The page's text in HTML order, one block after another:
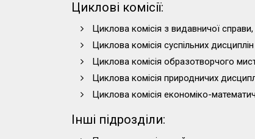
Циклові комісії:
Циклова комісія з видавничої справи,
Циклова комісія суспільних
Циклова комісія образотворчого
Циклова комісія природничих
Циклова комісія економіко-
Інші підрозділи: